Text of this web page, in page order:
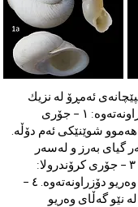
ئەمڕۆ لە نزیك
ئەشکەوتی شانەدەر دۆزراونەتەوە: ١ – جۆری
هەموو شوێنێکی ئەم دۆڵە.
گیای بەرز و لەسەر
گاشەبەردەکان بەربڵاون. ٣ – جۆری کرۆندرولا:
بەربڵاو نییە، لە نێو گەڵای وەریو دۆزراونەتەوە. ٤ –
نێو گەڵای وەریو